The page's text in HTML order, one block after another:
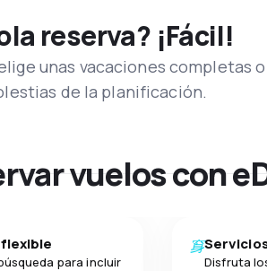
reserva? ¡Fácil!
unas vacaciones completas
de la planificación.
vuelos con
para incluir
Disfruta